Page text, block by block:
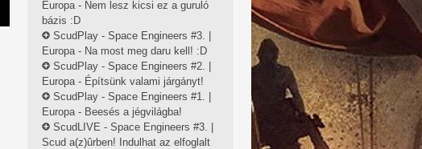
Europa - Nem lesz kicsi ez a guruló
bázis :D
ScudPlay - Space Engineers #3. |
Europa - Na most meg daru kell! :D
ScudPlay - Space Engineers #2. |
Europa - Építsünk valami járgányt!
ScudPlay - Space Engineers #1. |
Europa - Beesés a jégvilágba!
ScudLIVE - Space Engineers #3. |
Scud a(z)ûrben! Indulhat az elfoglalt